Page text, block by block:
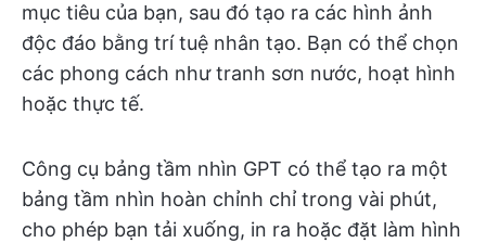
mục tiêu của bạn, sau đó tạo ra các hình ảnh
độc đáo bằng trí tuệ nhân tạo. Bạn có thể chọn
các phong cách như tranh sơn nước, hoạt hình
hoặc thực tế.
Công cụ bảng tầm nhìn GPT có thể tạo ra một
bảng tầm nhìn hoàn chỉnh chỉ trong vài phút,
cho phép bạn tải xuống, in ra hoặc đặt làm hình